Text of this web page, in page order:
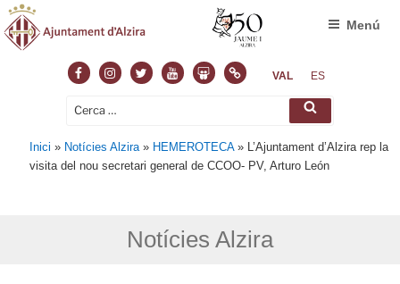
FacebookInstagram
TwitterYoutubeSlideshare
NormasVAL ES
Cerca: Cerca
Menú
Inici » Notícies Alzira » HEMEROTECA» L’Ajuntament d’Alzira rep la
visita del nou secretari general de CCOO- PV, Arturo León
Notícies Alzira